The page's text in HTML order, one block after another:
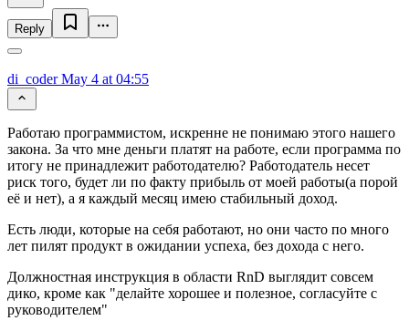
Reply
di_coderMay 4 at 04:55
Работаю программистом, искренне не понимаю этого нашего
закона. За что мне деньги платят на работе, если программа по
итогу не принадлежит работодателю? Работодатель несет
риск того, будет ли по факту прибыль от моей работы(а порой
её и нет), а я каждый месяц имею стабильный доход.
Есть люди, которые на себя работают, но они часто по много
лет пилят продукт в ожидании успеха, без дохода с него.
Должностная инструкция в области RnD выглядит совсем
дико, кроме как "делайте хорошее и полезное, согласуйте с
руководителем"